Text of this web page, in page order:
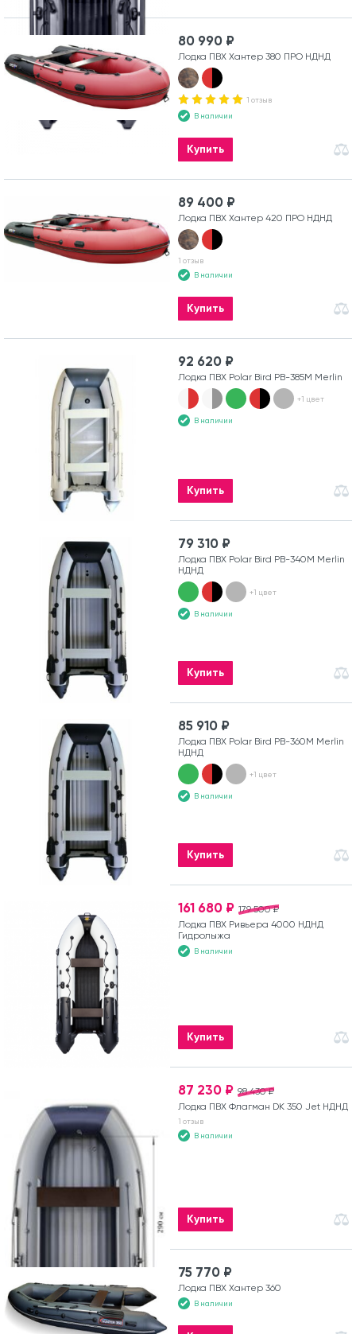
80 990 ₽
Лодка ПВХ Хантер 380 ПРО НДНД
1 отзыв
В наличии
Купить
89 400 ₽
Лодка ПВХ Хантер 420 ПРО НДНД
1 отзыв
В наличии
Купить
92 620 ₽
Лодка ПВХ Polar Bird PB-385M Merlin
+1 цвет
В наличии
Купить
79 310 ₽
Лодка ПВХ Polar Bird PB-340M Merlin
НДНД
+1 цвет
В наличии
Купить
85 910 ₽
Лодка ПВХ Polar Bird PB-360M Merlin
НДНД
+1 цвет
В наличии
Купить
179 500 ₽
161 680 ₽
Лодка ПВХ Ривьера 4000 НДНД
Гидролыжа
В наличии
Купить
98 430 ₽
87 230 ₽
Лодка ПВХ Флагман DK 350 Jet НДНД
1 отзыв
В наличии
Купить
75 770 ₽
Лодка ПВХ Хантер 360
В наличии